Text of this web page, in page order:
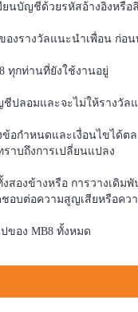
นบัญชีด้วยรหัสอ้างอิงหรื
องรางวัลแนะนำเพื่อน ก่อ
ทุกท่านที่ยังใช้งานอยู่
ปลอมและจะไม่ให้รางวั
อกำหนดและเงื่อนไขได้
าบถึงการเปลี่ยนแปลง
สองข้างหรือ การวางเดิม
ชอบต่อความสูญเสียหรือ
ของ MB8 ทั้งหมด